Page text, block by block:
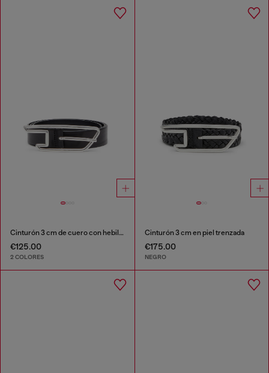
Cinturón 3 cm de cuero con hebilla con el logotipo D
€125.00
2 COLORES
Cinturón 3 cm en piel trenzada
€175.00
NEGRO